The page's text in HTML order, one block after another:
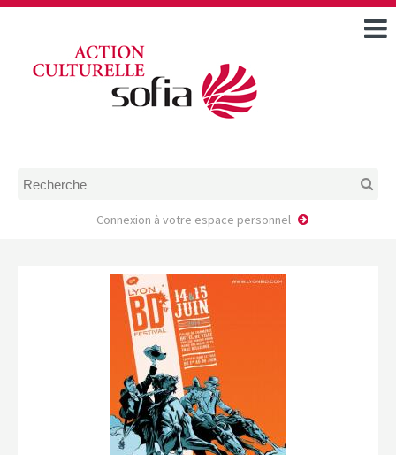
DOSSIERS DE DEMANDE
FAIRE UNE DEMANDE D’AIDE
NUMÉRIQUE
Connexion à votre espace personnel